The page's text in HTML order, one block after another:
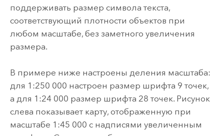
поддерживать размер символа текста,
соответствующий плотности объектов при
любом масштабе, без заметного увеличения
размера.
В примере ниже настроены деления масштаба:
для 1:250 000 настроен размер шрифта 9 точек,
а для 1:24 000 размер шрифта 28 точек. Рисунок
слева показывает карту, отображенную при
масштабе 1:45 000 с надписями увеличенным